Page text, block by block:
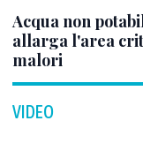
Acqua non
allarga l'area
malori
VIDEO